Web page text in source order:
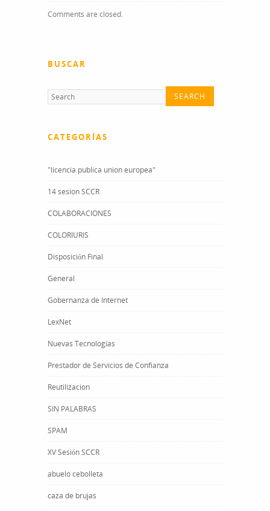
Comments are closed.
BUSCAR
CATEGORÍAS
"licencia publica union europea"
14 sesion SCCR
COLABORACIONES
COLORIURIS
Disposición Final
General
Gobernanza de Internet
LexNet
Nuevas Tecnologías
Prestador de Servicios de Confianza
Reutilizacion
SIN PALABRAS
SPAM
XV Sesión SCCR
abuelo cebolleta
caza de brujas